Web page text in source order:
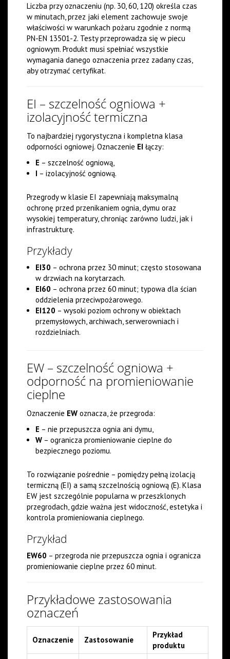
Liczba przy oznaczeniu (np. 30, 60, 120) określa czas
w minutach, przez jaki element zachowuje swoje
właściwości w warunkach pożaru zgodnie z normą
PN-EN 13501-2. Testy przeprowadza się w piecu
ogniowym. Produkt musi spełniać wszystkie
wymagania danego oznaczenia przez zadany czas,
aby otrzymać certyfikat.
EI – szczelność ogniowa +
izolacyjność termiczna
To najbardziej rygorystyczna i kompletna klasa
odporności ogniowej. Oznaczenie EI łączy:
E – szczelność ogniową,
I – izolacyjność ogniową.
Przegrody w klasie EI zapewniają maksymalną
ochronę przed przenikaniem ognia, dymu oraz
wysokiej temperatury, chroniąc zarówno ludzi, jak i
infrastrukturę.
Przykłady
EI30 – ochrona przez 30 minut; często stosowana
w drzwiach na korytarzach.
EI60 – ochrona przez 60 minut; typowa dla ścian
oddzielenia przeciwpożarowego.
EI120 – wysoki poziom ochrony w obiektach
przemysłowych, archiwach, serwerowniach i
rozdzielniach.
EW – szczelność ogniowa +
odporność na promieniowanie
cieplne
Oznaczenie EW oznacza, że przegroda:
E – nie przepuszcza ognia ani dymu,
W – ogranicza promieniowanie cieplne do
bezpiecznego poziomu.
To rozwiązanie pośrednie – pomiędzy pełną izolacją
termiczną (EI) a samą szczelnością ogniową (E). Klasa
EW jest szczególnie popularna w przeszklonych
przegrodach, gdzie ważna jest widoczność, estetyka i
kontrola promieniowania cieplnego.
Przykład
EW60 – przegroda nie przepuszcza ognia i ogranicza
promieniowanie cieplne przez 60 minut.
Przykładowe zastosowania
oznaczeń
Oznaczenie Zastosowanie
Przykład
produktu